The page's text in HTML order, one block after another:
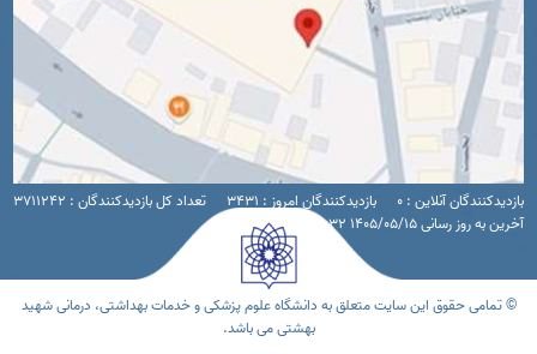
بازدیدکنندگان آنلاین : 0 بازدیدکنندگان امروز : 3431
تعداد کل بازدیدکنندگان : 3711242
آخرین به روز رسانی 1405/05/15 12:32
© تمامی حقوق این سایت متعلق به دانشگاه علوم پزشکی و خدمات بهداشتی، درمانی شهید
بهشتی می باشد.